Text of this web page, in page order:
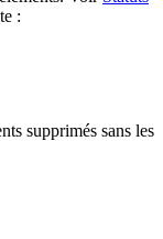
:
supprimés sans les